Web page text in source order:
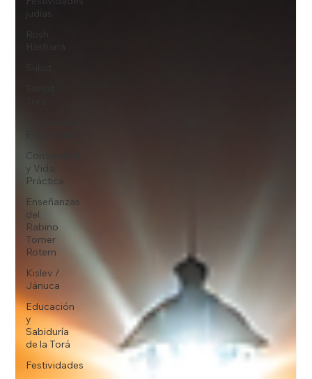
judías
Comunidad
y Vida
Práctica
Enseñanzas
del
Rabino
Tomer
Rotem
Kislev /
Jánuca
Educación
y
Sabiduría
de la Torá
Festividades